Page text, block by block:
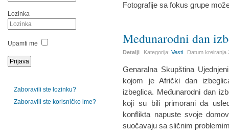
Fotografije sa fokus grupe
Međunarodni dan
Detalji Kategorija:Vesti Datum kreiranja
Genaralna Skupština
kojom je Afrički dan
izbeglica. Međunarodni dan
koji su bili primorani da
konflikta napuste svoje
suočavaju sa sličnim
Lozinka
Upamti me
Zaboravili ste lozinku?
Zaboravili ste korisničko ime?